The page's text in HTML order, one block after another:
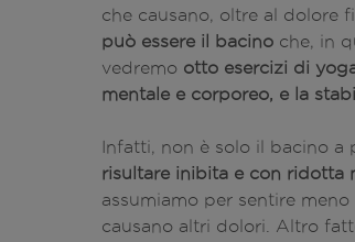
che causano, oltre al dolore
può essere il bacino che, in
vedremo otto esercizi di
mentale e corporeo, e la
Infatti, non è solo il bacino a
risultare inibita e con ridotta
assumiamo per sentire
causano altri dolori. Altro